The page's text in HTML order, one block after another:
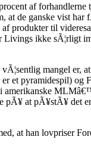
af forhandlerne
at de ganske vist har
produkter til
Livings ikke sÃ¦rligt
mangel er,
et pyramidespil) og
amerikanske
pÃ¥ at pÃ¥stÃ¥ det
at han lovpriser